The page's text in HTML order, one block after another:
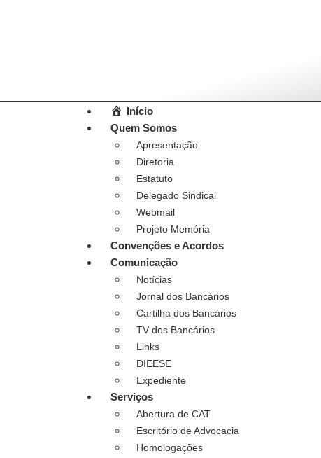
Início
Quem Somos
Apresentação
Diretoria
Estatuto
Delegado Sindical
Webmail
Projeto Memória
Convenções e Acordos
Comunicação
Notícias
Jornal dos Bancários
Cartilha dos Bancários
TV dos Bancários
Links
DIEESE
Expediente
Serviços
Abertura de CAT
Escritório de Advocacia
Homologações